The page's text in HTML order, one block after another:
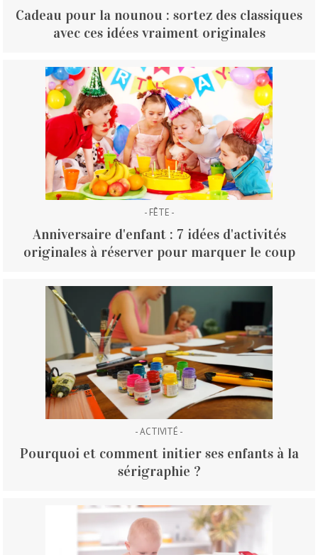
Cadeau pour la nounou : sortez des classiques
avec ces idées vraiment originales
- FÊTE -
Anniversaire d'enfant : 7 idées d'activités
originales à réserver pour marquer le coup
- ACTIVITÉ -
Pourquoi et comment initier ses enfants à la
sérigraphie ?